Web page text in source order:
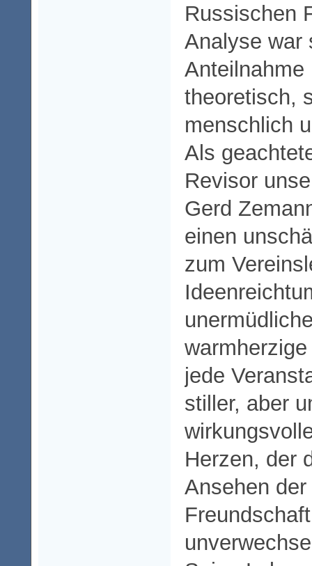
Russischen
Analyse war
Anteilnahme
theoretisch,
menschlich
Als
Revisor
Gerd
einen
zum
jede
stiller, aber
Herzen, der
Ansehen